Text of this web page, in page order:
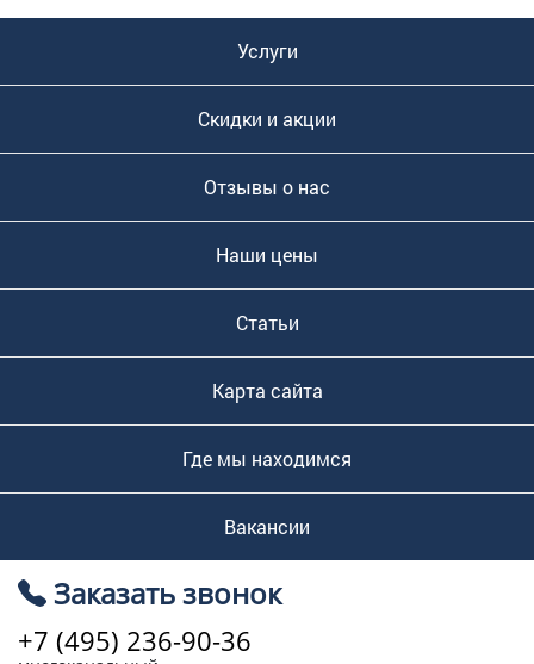
Услуги
Скидки и акции
Отзывы о нас
Наши цены
Статьи
Карта сайта
Где мы находимся
Вакансии
Заказать звонок
+7 (495) 236-90-36